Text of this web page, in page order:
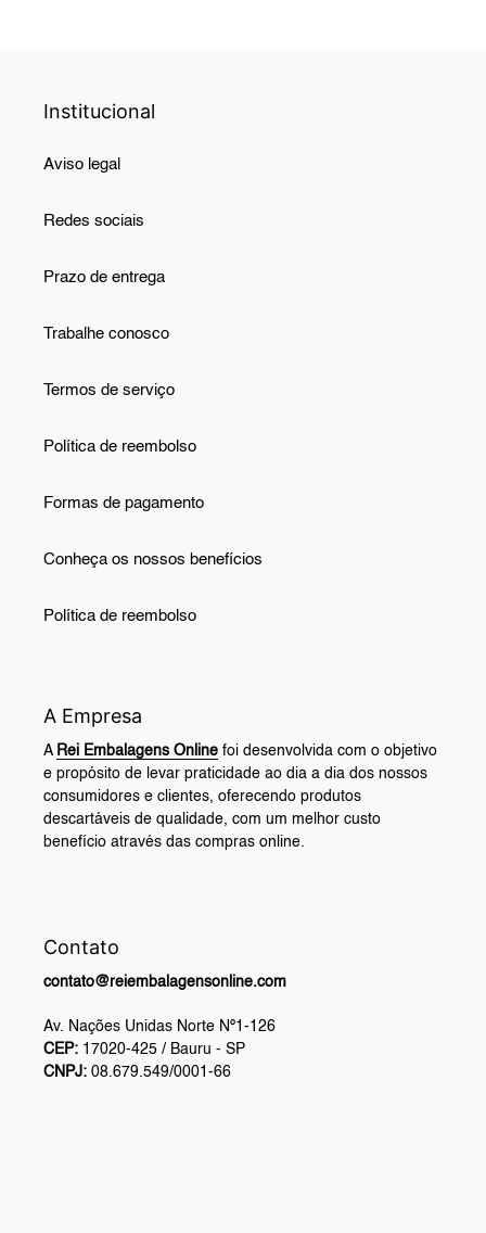
Institucional
Aviso legal
Redes sociais
Prazo de entrega
Trabalhe conosco
Termos de serviço
Política de reembolso
Formas de pagamento
Conheça os nossos benefícios
Política de reembolso
A Empresa
A Rei Embalagens Online foi desenvolvida com o objetivo
e propósito de levar praticidade ao dia a dia dos nossos
consumidores e clientes, oferecendo produtos
descartáveis de qualidade, com um melhor custo
benefício através das compras online.
Contato
contato@reiembalagensonline.com
Av. Nações Unidas Norte Nº1-126
CEP: 17020-425 / Bauru - SP
CNPJ: 08.679.549/0001-66